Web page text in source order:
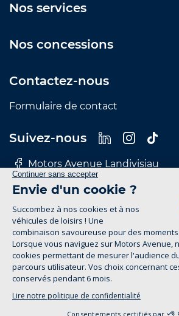
Nos services
Nos concessions
Contactez-nous
Formulaire de contact
Suivez-nous
Motors Avenue Landivisiau
Motors Avenue Le Mans
Motors Avenue Rennes
Motors Avenue Tours